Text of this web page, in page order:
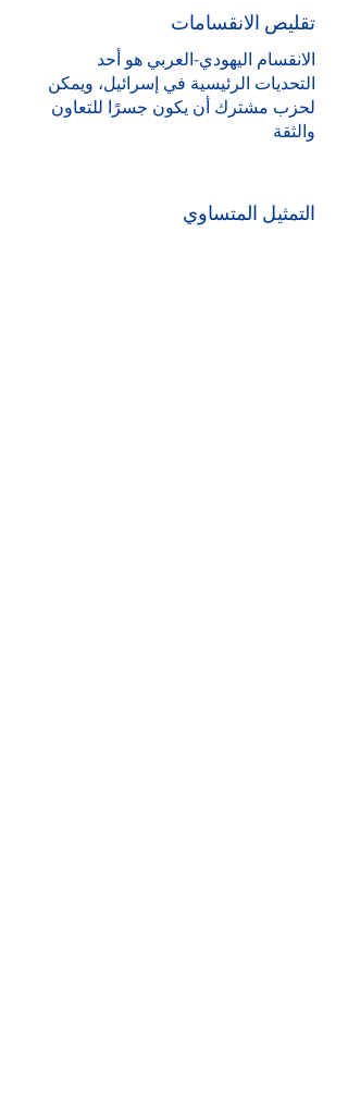
تقليص الانقسامات
الانقسام اليهودي-العربي هو أحد
التحديات الرئيسية في إسرائيل، ويمكن
لحزب مشترك أن يكون جسرًا للتعاون
والثقة
التمثيل المتساوي